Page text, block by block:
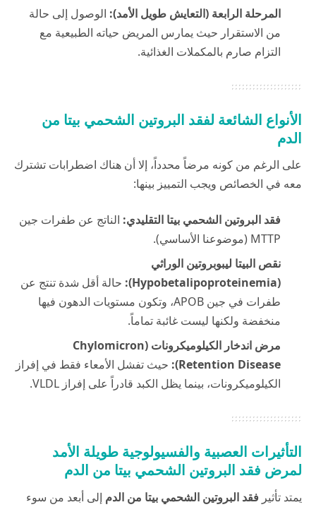
المرحلة الرابعة (التعايش طويل الأمد): الوصول إلى حالة
من الاستقرار حيث يمارس المريض حياته الطبيعية مع
التزام صارم بالمكملات الغذائية.
الأنواع الشائعة لفقد البروتين الشحمي بيتا من
الدم
على الرغم من كونه مرضاً محدداً، إلا أن هناك اضطرابات تشترك
معه في الخصائص ويجب التمييز بينها:
فقد البروتين الشحمي بيتا التقليدي: الناتج عن طفرات جين
MTTP (موضوعنا الأساسي).
نقص البيتا ليبوبروتين الوراثي
(Hypobetalipoproteinemia):
حالة أقل شدة تنتج عن
طفرات في جين APOB، وتكون مستويات الدهون فيها
منخفضة ولكنها ليست غائبة تماماً.
مرض اندخار الكيلوميكرونات (Chylomicron
Retention Disease):
حيث تفشل الأمعاء فقط في إفراز
الكيلوميكرونات، بينما يظل الكبد قادراً على إفراز VLDL.
التأثيرات العصبية والفسيولوجية طويلة الأمد
لمرض فقد البروتين الشحمي بيتا من الدم
يمتد تأثير فقد البروتين الشحمي بيتا من الدم إلى أبعد من سوء